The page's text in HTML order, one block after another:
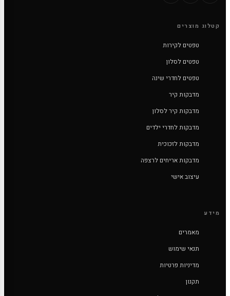
קטלוג מוצרים
טפטים לקירות
טפטים לסלון
טפטים לחדרי שינה
מדבקות קיר
מדבקות קיר לסלון
מדבקות לחדרי ילדים
מדבקות לזכוכית
מדבקות אריחים לרצפה
עיצוב אישי
מידע
מאמרים
תנאי שימוש
מדיניות פרטיות
תקנון